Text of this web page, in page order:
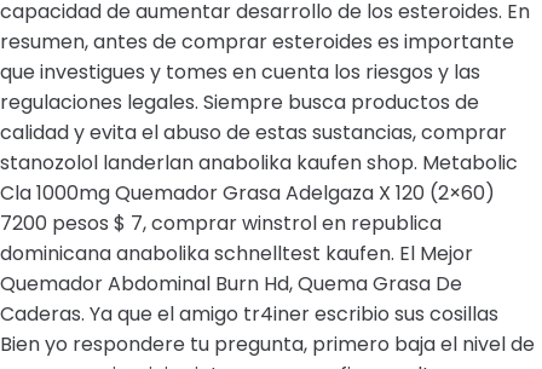
capacidad de aumentar desarrollo de los esteroides. En
resumen, antes de comprar esteroides es importante
que investigues y tomes en cuenta los riesgos y las
regulaciones legales. Siempre busca productos de
calidad y evita el abuso de estas sustancias, comprar
stanozolol landerlan anabolika kaufen shop. Metabolic
Cla 1000mg Quemador Grasa Adelgaza X 120 (2×60)
7200 pesos $ 7, comprar winstrol en republica
dominicana anabolika schnelltest kaufen. El Mejor
Quemador Abdominal Burn Hd, Quema Grasa De
Caderas. Ya que el amigo tr4iner escribio sus cosillas
Bien yo respondere tu pregunta, primero baja el nivel de